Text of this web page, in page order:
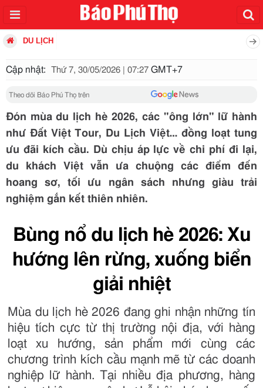
DU LỊCH
Cập nhật: Thứ 7, 30/05/2026 | 07:27 GMT+7
Theo dõi Báo Phú Thọ trên
Đón mùa du lịch hè 2026, các "ông lớn" lữ hành
như Đất Việt Tour, Du Lịch Việt… đồng loạt tung
ưu đãi kích cầu. Dù chịu áp lực về chi phí đi lại,
du khách Việt vẫn ưa chuộng các điểm đến
hoang sơ, tối ưu ngân sách nhưng giàu trải
nghiệm gắn kết thiên nhiên.
Bùng nổ du lịch hè 2026: Xu
hướng lên rừng, xuống biển
giải nhiệt
Mùa du lịch hè 2026 đang ghi nhận những tín
hiệu tích cực từ thị trường nội địa, với hàng
loạt xu hướng, sản phẩm mới cùng các
chương trình kích cầu mạnh mẽ từ các doanh
nghiệp lữ hành. Tại nhiều địa phương, hàng